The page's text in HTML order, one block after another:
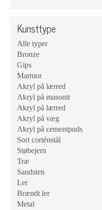
Kunsttype
Alle typer
Bronze
Gips
Marmor
Akryl på lærred
Akryl på masonit
Akryl på lærred
Akryl på væg
Akryl på cementpuds
Sort corténstål
Støbejern
Træ
Sandsten
Ler
Brændt ler
Metal